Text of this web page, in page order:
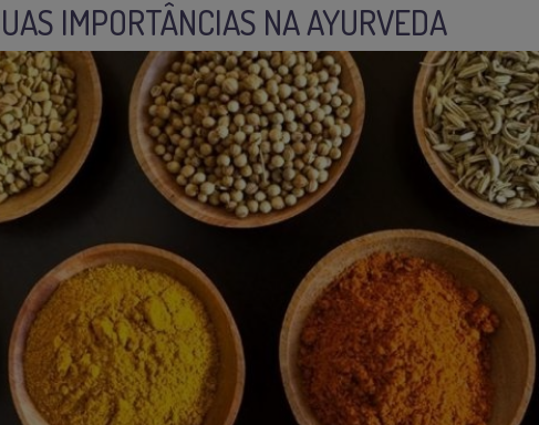
IMPORTÂNCIAS NA AYURVEDA